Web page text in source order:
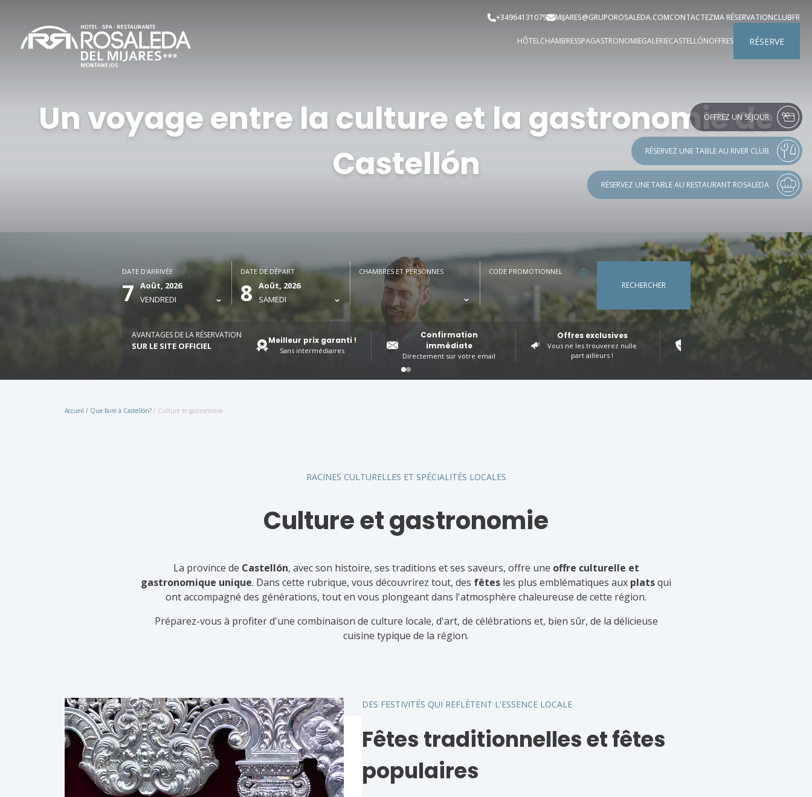
+34964131079 MIJARES@GRUPOROSALEDA.COMCONTACTEZMA RÉSERVATIONCLUBFR
HÔTELCHAMBRESSPAGASTRONOMIEGALERIECASTELLÓNOFFRES RÉSERVE
Un voyage entre la culture et la gastronomie de
Castellón
DATE D'ARRIVÉE
7 Août, 2026
VENDREDI
DATE DE DÉPART
8
Août, 2026
SAMEDI
CHAMBRES ET PERSONNES CODE PROMOTIONNEL
RECHERCHER
AVANTAGES DE LA RÉSERVATION
SUR LE SITE OFFICIEL
Meilleur prix garanti !
Sans intermédiaires
Confirmation
immédiate
Directement sur votre email
Offres exclusives
Vous ne les trouverez nulle
part ailleurs !
Réservation 100% sécurisée
Accueil / Que faire à Castellón? / Culture et gastronomie
RACINES CULTURELLES ET SPÉCIALITÉS LOCALES
Culture et gastronomie
La province de Castellón, avec son histoire, ses traditions et ses saveurs, offre une offre culturelle et
gastronomique unique. Dans cette rubrique, vous découvrirez tout, des fêtes les plus emblématiques aux platsqui
ont accompagné des générations, tout en vous plongeant dans l'atmosphère chaleureuse de cette région.
Préparez-vous à profiter d'une combinaison de culture locale, d'art, de célébrations et, bien sûr, de la délicieuse
cuisine typique de la région.
DES FESTIVITÉS QUI REFLÈTENT L'ESSENCE LOCALE
Fêtes traditionnelles et fêtes
populaires
OFFREZ UN SÉJOUR
RÉSERVEZ UNE TABLE AU RIVER CLUB
RÉSERVEZ UNE TABLE AU RESTAURANT ROSALEDA